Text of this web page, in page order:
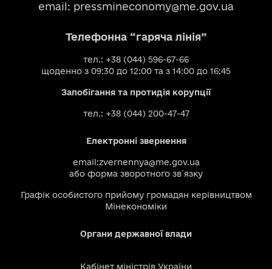
email: pressmineconomy@me.gov.ua
Телефонна “гаряча лінія”
тел.: +38 (044) 596-67-66
щоденно з 09:30 до 12:00 та з 14:00 до 16:45
Запобігання та протидія корупції
тел.: +38 (044) 200-47-47
Електронні звернення
email:zvernennya@me.gov.ua
або форма зворотного зв`язку
Графік особистого прийому громадян керівництвом
Мінекономіки
Органи державної влади
Кабінет міністрів України